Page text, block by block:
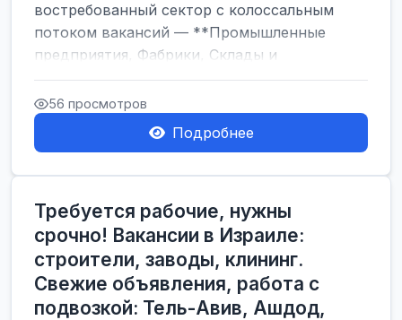
востребованный сектор с колоссальным
потоком вакансий — **Промышленные
предприятия, Фабрики, Склады и
Производственные заводы** ...
56 просмотров
Подробнее
Требуется рабочие, нужны
срочно! Вакансии в Израиле:
строители, заводы, клининг.
Свежие объявления, работа с
подвозкой: Тель-Авив, Ашдод,